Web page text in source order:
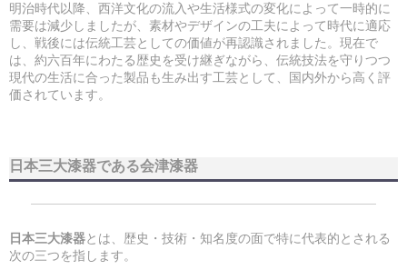
明治時代以降、西洋文化の流入や生活様式の変化によって一時的に
需要は減少しましたが、素材やデザインの工夫によって時代に適応
し、戦後には伝統工芸としての価値が再認識されました。現在で
は、約六百年にわたる歴史を受け継ぎながら、伝統技法を守りつつ
現代の生活に合った製品も生み出す工芸として、国内外から高く評
価されています。
日本三大漆器である会津漆器
日本三大漆器とは、歴史・技術・知名度の面で特に代表的とされる
次の三つを指します。